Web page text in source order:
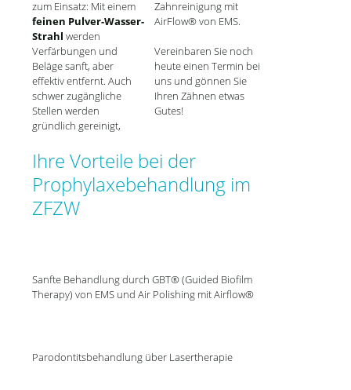
zum Einsatz: Mit einem
feinen Pulver-Wasser-
Strahl werden
Verfärbungen und
Beläge sanft, aber
effektiv entfernt. Auch
schwer zugängliche
Stellen werden
gründlich gereinigt,
Zahnreinigung mit
AirFlow® von EMS.
Vereinbaren Sie noch
heute einen Termin bei
uns und gönnen Sie
Ihren Zähnen etwas
Gutes!
Ihre Vorteile bei der
Prophylaxebehandlung im
ZFZW
Sanfte Behandlung durch GBT® (Guided Biofilm
Therapy) von EMS und Air Polishing mit Airflow®
Parodontitsbehandlung über Lasertherapie